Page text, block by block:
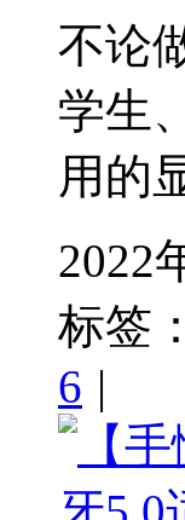
不论
学生
用的
2022
标签：
6 |